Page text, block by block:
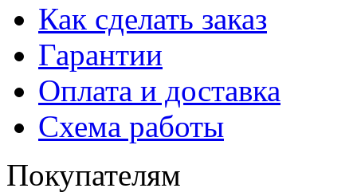
Как сделать заказ
Гарантии
Оплата и доставка
Схема работы
Покупателям